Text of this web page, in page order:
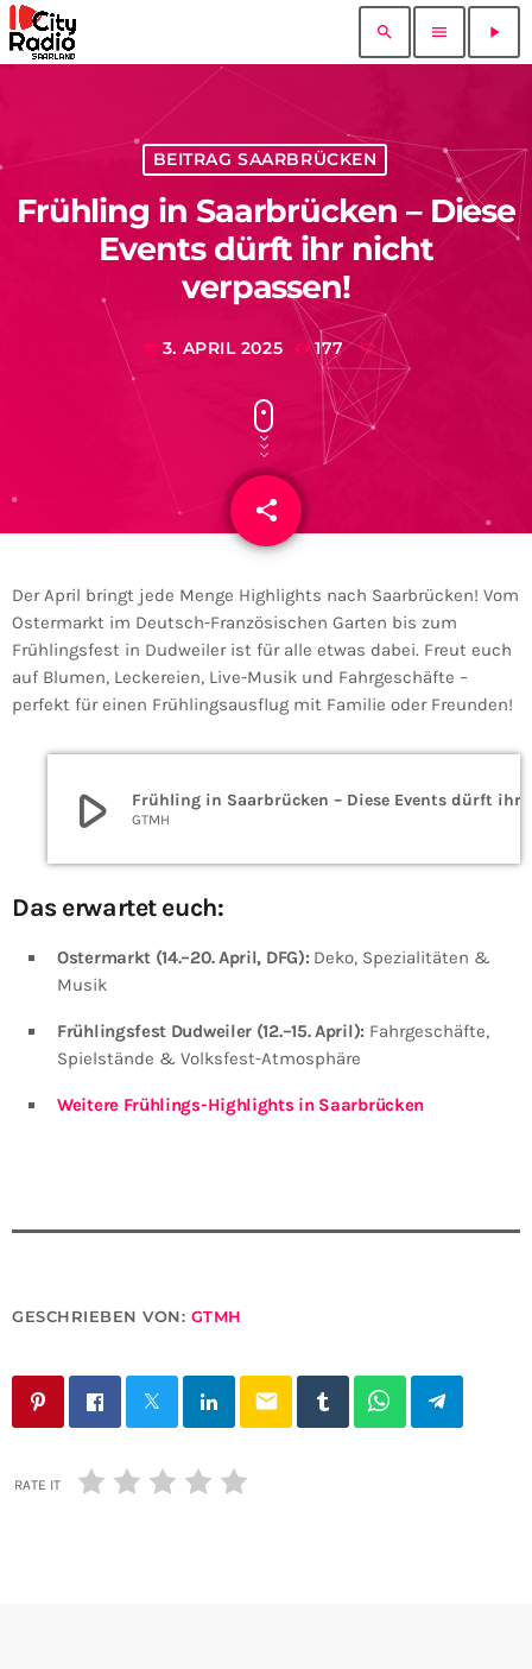
search menu play_arrow
BEITRAG SAARBRÜCKEN
Frühling in Saarbrücken – Diese
Events dürft ihr nicht
verpassen!
today 3. APRIL 2025 177
share
email
Der April bringt jede Menge Highlights nach Saarbrücken! Vom
Ostermarkt im Deutsch-Französischen Garten bis zum
Frühlingsfest in Dudweiler ist für alle etwas dabei. Freut euch
auf Blumen, Leckereien, Live-Musik und Fahrgeschäfte –
perfekt für einen Frühlingsausflug mit Familie oder Freunden!
play_arrow GTMH
Das erwartet euch:
Ostermarkt (14.–20. April, DFG): Deko, Spezialitäten &
Musik
Frühlingsfest Dudweiler (12.–15. April): Fahrgeschäfte,
Spielstände & Volksfest-Atmosphäre
Weitere Frühlings-Highlights in Saarbrücken
GESCHRIEBEN VON: GTMH
email
RATE IT